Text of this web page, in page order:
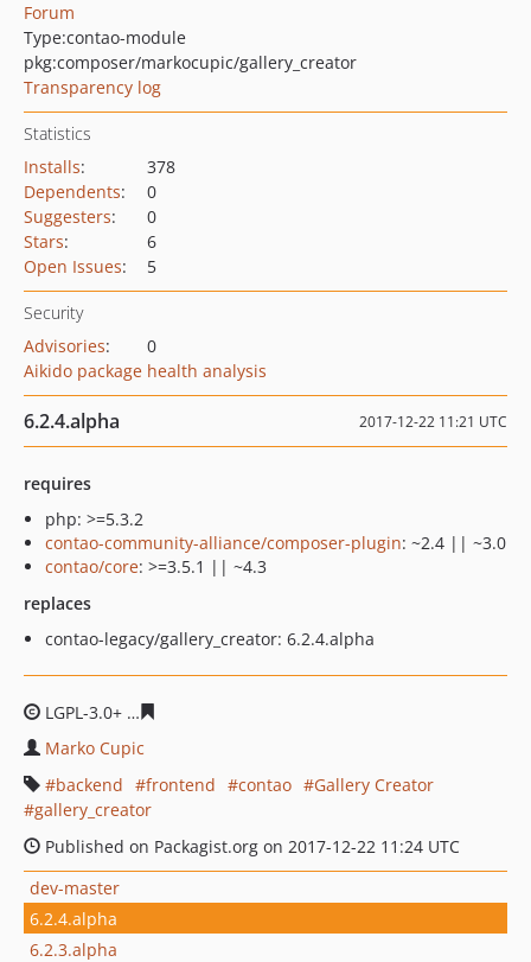
Forum
Type:contao-module
pkg:composer/markocupic/gallery_creator
Transparency log
Statistics
Installs:
378
Dependents:
0
Suggesters:
0
Stars:
6
Open Issues: 5
Security
Advisories:
0
Aikido package health analysis
6.2.4.alpha 2017-12-22 11:21 UTC
requires
php: >=5.3.2
contao-community-alliance/composer-plugin: ~2.4 || ~3.0
contao/core: >=3.5.1 || ~4.3
replaces
contao-legacy/gallery_creator: 6.2.4.alpha
LGPL-3.0+
Marko Cupic
backend
frontend contao
Gallery Creator
gallery_creator
Published on Packagist.org on 2017-12-22 11:24 UTC
dev-master
6.2.4.alpha
6.2.3.alpha